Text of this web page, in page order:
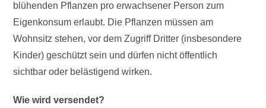
blühenden Pflanzen pro erwachsener Person zum
Eigenkonsum erlaubt. Die Pflanzen müssen am
Wohnsitz stehen, vor dem Zugriff Dritter (insbesondere
Kinder) geschützt sein und dürfen nicht öffentlich
sichtbar oder belästigend wirken.
Wie wird versendet?